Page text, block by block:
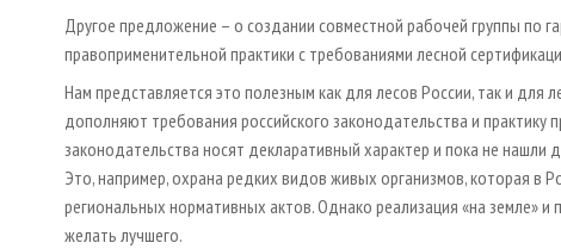
Другое предложение – о создании совместной рабочей группы по
правоприменительной практики с требованиями лесной
Нам представляется это полезным как для лесов России, так и для
дополняют требования российского законодательства и
законодательства носят декларативный характер и пока не нашли
Это, например, охрана редких видов живых организмов, которая в
региональных нормативных актов. Однако реализация «на земле»
желать лучшего.